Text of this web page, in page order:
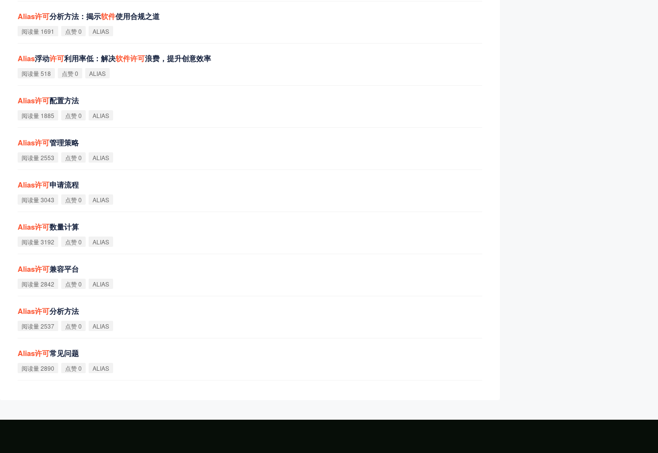
Alias许可分析方法：揭示软件使用合规之道
阅读量 1691 点赞 0 ALIAS
Alias浮动许可利用率低：解决软件许可浪费，提升创意效率
阅读量 518 点赞 0 ALIAS
Alias许可配置方法
阅读量 1885 点赞 0 ALIAS
Alias许可管理策略
阅读量 2553 点赞 0 ALIAS
Alias许可申请流程
阅读量 3043 点赞 0 ALIAS
Alias许可数量计算
阅读量 3192 点赞 0 ALIAS
Alias许可兼容平台
阅读量 2842 点赞 0 ALIAS
Alias许可分析方法
阅读量 2537 点赞 0 ALIAS
Alias许可常见问题
阅读量 2890 点赞 0 ALIAS